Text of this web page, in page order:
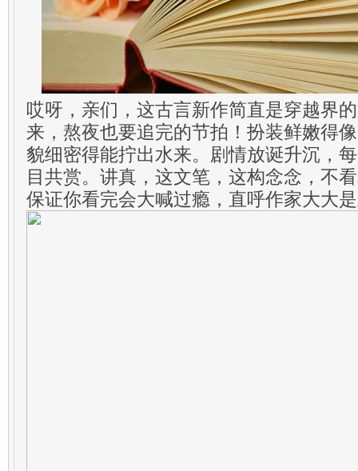
哎呀，亲们，这古言新作简直是穿越界
来，熬夜也要追完的节拍！扮装鲜嫩得
貌细密得能拧出水来。剧情放诞升沉，
目共赏。讲真，这文笔，这构念念，不
保证你看完会大喊过瘾，直呼作家大大